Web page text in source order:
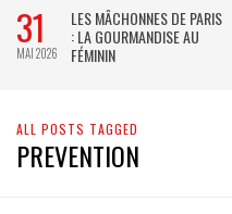
31
MAI 2026
LES MÂCHONNES DE PARIS
: LA GOURMANDISE AU
FÉMININ
ALL POSTS TAGGED
PREVENTION